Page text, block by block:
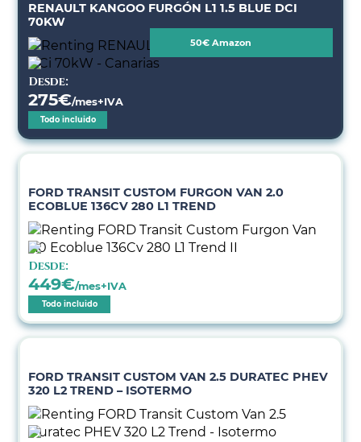
RENAULT KANGOO FURGÓN L1 1.5 BLUE DCI
70KW
50€ Amazon
Desde:
275€/mes+IVA
Todo incluido
FORD TRANSIT CUSTOM FURGON VAN 2.0
ECOBLUE 136CV 280 L1 TREND
Desde:
449€/mes+IVA
Todo incluido
FORD TRANSIT CUSTOM VAN 2.5 DURATEC PHEV
320 L2 TREND – ISOTERMO